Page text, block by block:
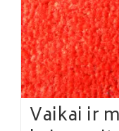
Vaikai ir